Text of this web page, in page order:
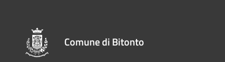
Comune di Bitonto